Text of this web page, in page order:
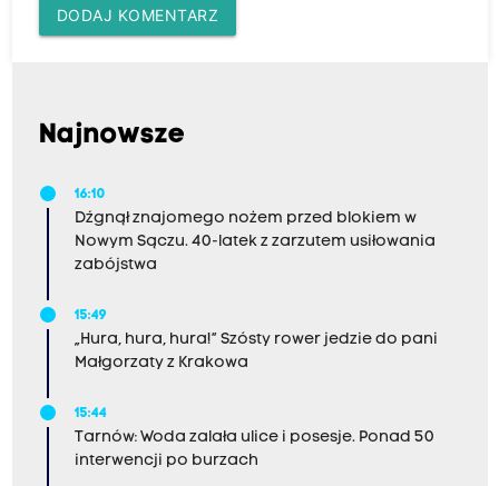
DODAJ KOMENTARZ
Najnowsze
16:10
Dźgnął znajomego nożem przed blokiem w
Nowym Sączu. 40-latek z zarzutem usiłowania
zabójstwa
15:49
„Hura, hura, hura!” Szósty rower jedzie do pani
Małgorzaty z Krakowa
15:44
Tarnów: Woda zalała ulice i posesje. Ponad 50
interwencji po burzach